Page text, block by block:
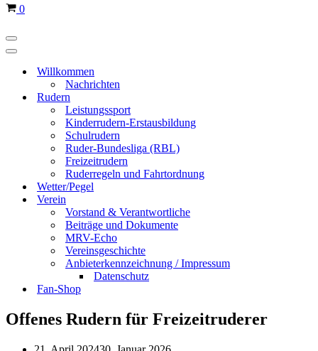
Warenkorb
0
Navigationsmenü
Navigationsmenü
Willkommen
Nachrichten
Rudern
Leistungssport
Kinderrudern-Erstausbildung
Schulrudern
Ruder-Bundesliga (RBL)
Freizeitrudern
Ruderregeln und Fahrtordnung
Wetter/Pegel
Verein
Vorstand & Verantwortliche
Beiträge und Dokumente
MRV-Echo
Vereinsgeschichte
Anbieterkennzeichnung / Impressum
Datenschutz
Fan-Shop
Offenes Rudern für Freizeitruderer